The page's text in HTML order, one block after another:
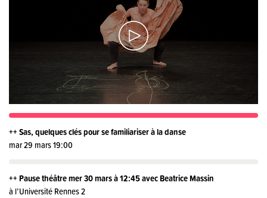
++ Sas, quelques clés pour se familiariser à la danse
mar 29 mars 19:00
++ Pause théâtre mer 30 mars à 12:45 avec Beatrice Massin
à l’Université Rennes 2